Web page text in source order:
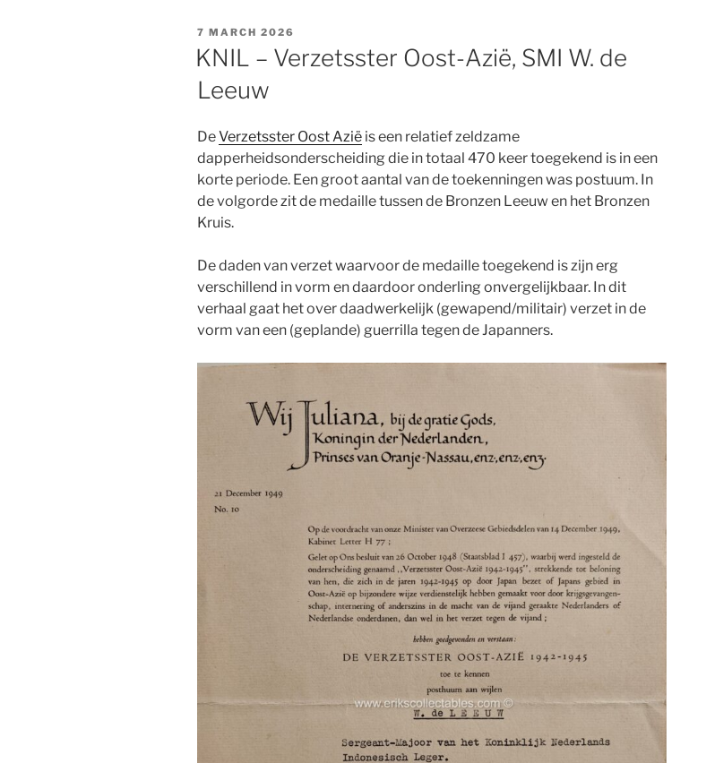
POSTED
7 MARCH 2026
KNIL – Verzetsster Oost-Azië, SMI W. de
Leeuw
DeVerzetsster Oost Azië is een relatief zeldzame
dapperheidsonderscheiding die in totaal 470 keer toegekend is in een
korte periode. Een groot aantal van de toekenningen was postuum. In
de volgorde zit de medaille tussen de Bronzen Leeuw en het Bronzen
Kruis.
De daden van verzet waarvoor de medaille toegekend is zijn erg
verschillend in vorm en daardoor onderling onvergelijkbaar. In dit
verhaal gaat het over daadwerkelijk (gewapend/militair) verzet in de
vorm van een (geplande) guerrilla tegen de Japanners.